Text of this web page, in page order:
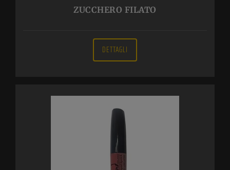
ZUCCHERO FILATO
DETTAGLI